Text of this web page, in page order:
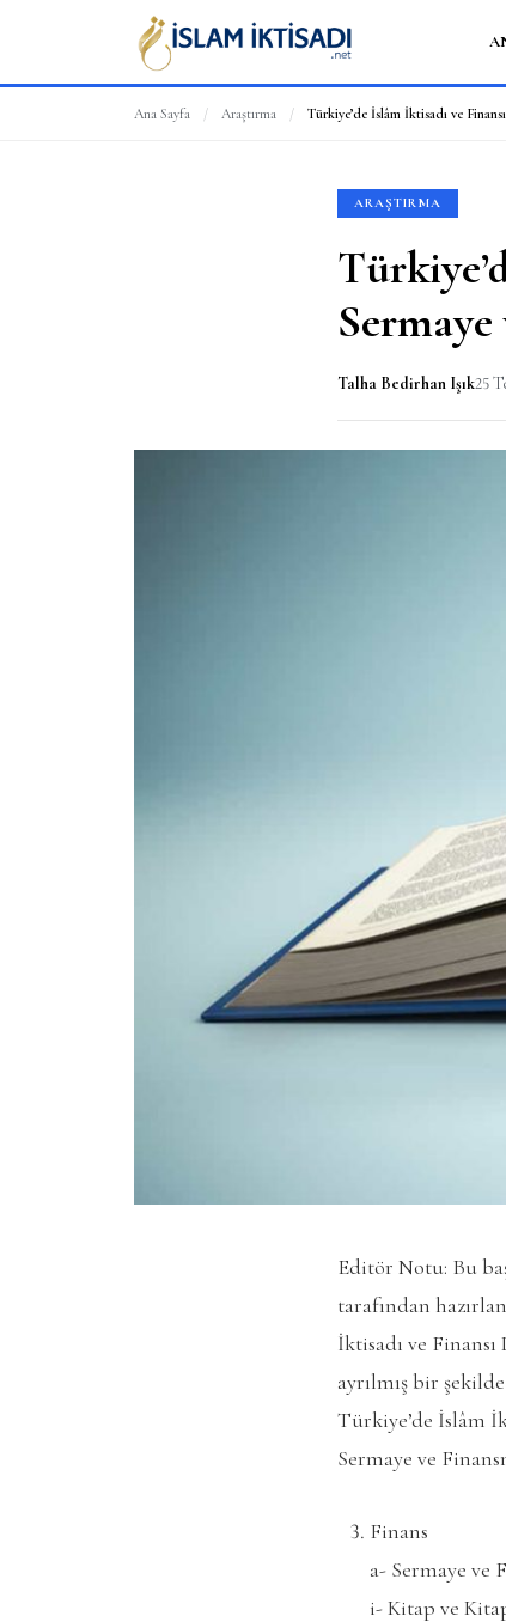
Ana Sayfa / Araştırma /
ARAŞTIRMA
Talha Bedirhan Işık25
Editör Notu: Bu
tarafından
İktisadı ve
ayrılmış bir
Türkiye’de İslâm
Sermaye ve
Finans
a- Sermaye ve
i- Kitap ve